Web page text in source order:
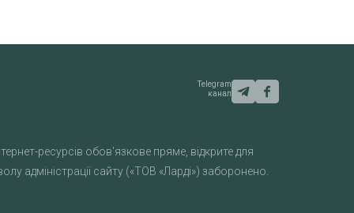
Telegram
канал
ресурсів обов'язкове пряме, відкрите для
адміністрації сайту («ТОВ «Ларді») заборонено.